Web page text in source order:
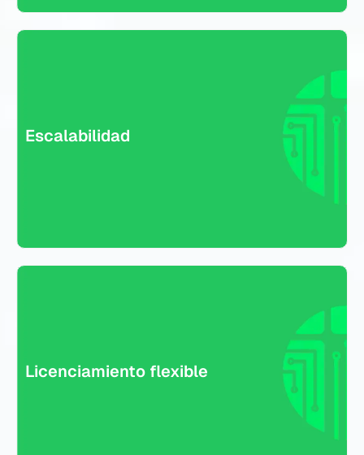
Escalabilidad
Licenciamiento flexible
Las licencias están disponibles por volumen de usuarios o
requerimientos específicos de cumplimiento, con opciones